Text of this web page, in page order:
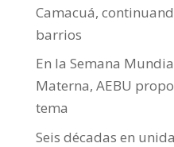
Camacuá,
barrios
En la Semana
Materna, AEBU
tema
Seis décadas en